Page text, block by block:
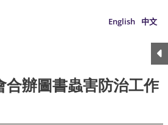
English 中文
合辦圖書蟲害防治工作